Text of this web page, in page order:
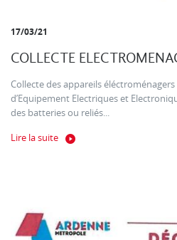
17/03/21
COLLECTE
Collecte des appareils éléctroménagers
d’Equipement Electriques et
des batteries ou reliés...
Lire la suite